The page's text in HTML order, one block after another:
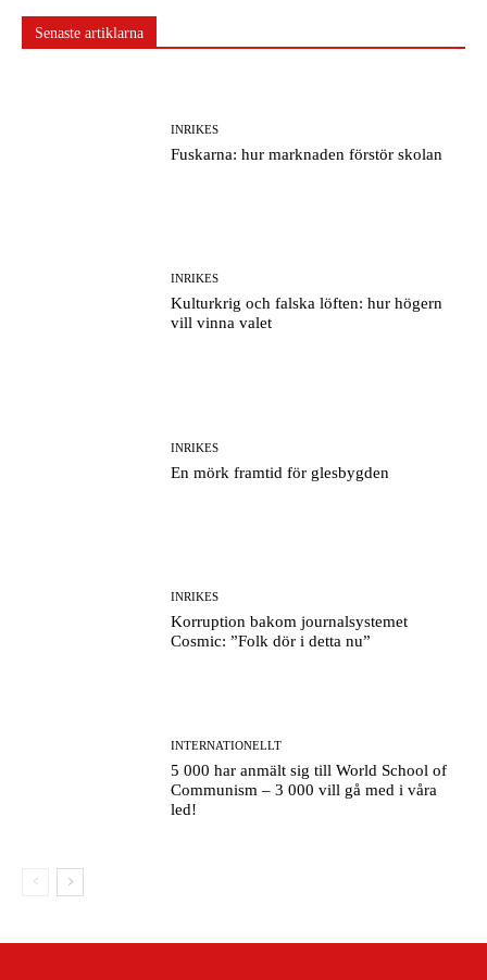
Senaste artiklarna
INRIKES
Fuskarna: hur marknaden förstör skolan
INRIKES
Kulturkrig och falska löften: hur högern
vill vinna valet
INRIKES
En mörk framtid för glesbygden
INRIKES
Korruption bakom journalsystemet
Cosmic: ”Folk dör i detta nu”
INTERNATIONELLT
5 000 har anmält sig till World School of
Communism – 3 000 vill gå med i våra
led!